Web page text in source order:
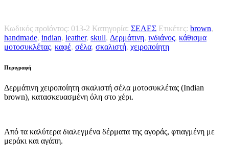
Κωδικός προϊόντος: 013-2 Κατηγορία: ΣΕΛΕΣ Ετικέτες: brown,
handmade, indian, leather, skull, Δερμάτινη, ινδιάνος, κάθισμα
μοτοσυκλέτας, καφέ, σέλα, σκαλιστή, χειροποίητη
Περιγραφή
Δερμάτινη χειροποίητη σκαλιστή σέλα μοτοσυκλέτας (Indian
brown), κατασκευασμένη όλη στο χέρι.
Από τα καλύτερα διαλεγμένα δέρματα της αγοράς, φτιαγμένη με
μεράκι και αγάπη.